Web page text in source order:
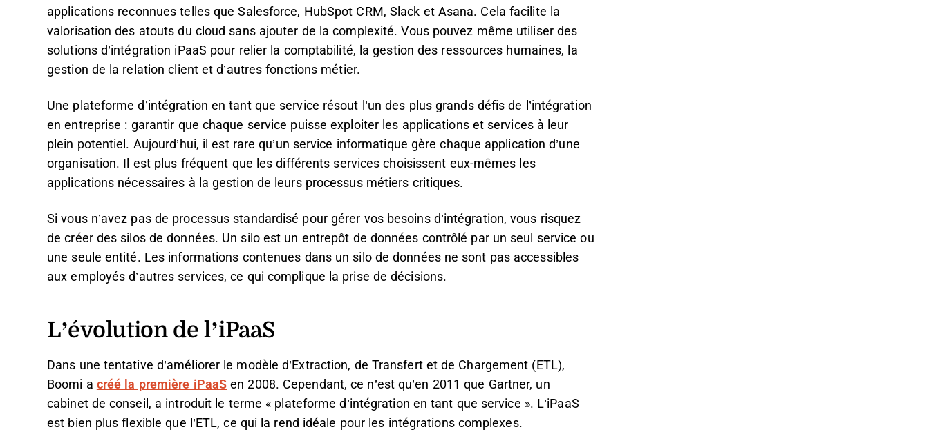
applications reconnues telles que Salesforce, HubSpot CRM, Slack et Asana. Cela facilite la
valorisation des atouts du cloud sans ajouter de la complexité. Vous pouvez même utiliser des
solutions d’intégration iPaaS pour relier la comptabilité, la gestion des ressources humaines, la
gestion de la relation client et d’autres fonctions métier.
Une plateforme d’intégration en tant que service résout l’un des plus grands défis de l’intégration
en entreprise : garantir que chaque service puisse exploiter les applications et services à leur
plein potentiel. Aujourd’hui, il est rare qu’un service informatique gère chaque application d’une
organisation. Il est plus fréquent que les différents services choisissent eux-mêmes les
applications nécessaires à la gestion de leurs processus métiers critiques.
Si vous n’avez pas de processus standardisé pour gérer vos besoins d’intégration, vous risquez
de créer des silos de données. Un silo est un entrepôt de données contrôlé par un seul service ou
une seule entité. Les informations contenues dans un silo de données ne sont pas accessibles
aux employés d’autres services, ce qui complique la prise de décisions.
L’évolution de l’iPaaS
Dans une tentative d’améliorer le modèle d’Extraction, de Transfert et de Chargement (ETL),
Boomi a créé la première iPaaS en 2008. Cependant, ce n’est qu’en 2011 que Gartner, un
cabinet de conseil, a introduit le terme « plateforme d’intégration en tant que service ». L’iPaaS
est bien plus flexible que l’ETL, ce qui la rend idéale pour les intégrations complexes.